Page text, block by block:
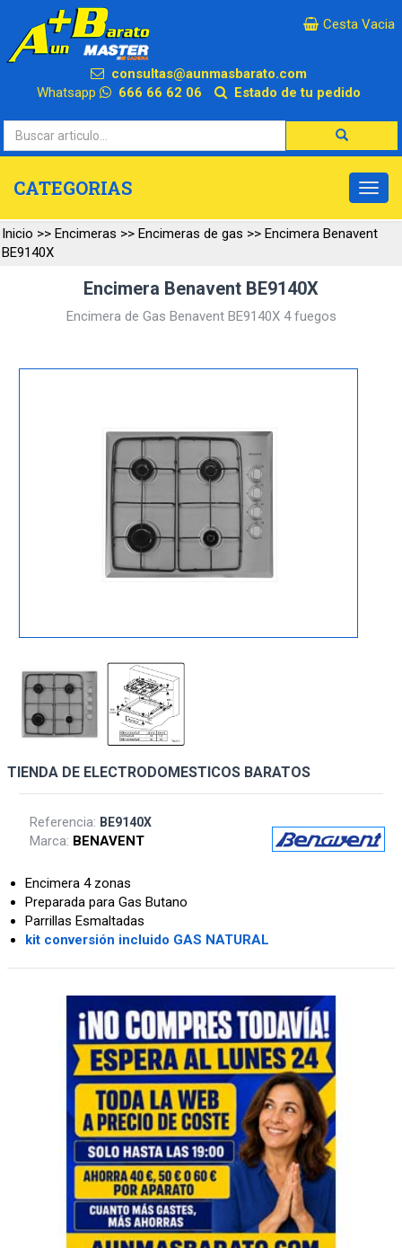
×
Cesta Vacia
consultas@aunmasbarato.com
Whatsapp
666 66 62 06 Estado de tu pedido
CATEGORIAS
Inicio >> Encimeras >> Encimeras de gas >> Encimera Benavent
BE9140X
Encimera Benavent BE9140X
Encimera de Gas Benavent BE9140X 4 fuegos
TIENDA DE ELECTRODOMESTICOS BARATOS
Referencia: BE9140X
Marca: BENAVENT
Encimera 4 zonas
Preparada para Gas Butano
Parrillas Esmaltadas
kit conversión incluido GAS NATURAL